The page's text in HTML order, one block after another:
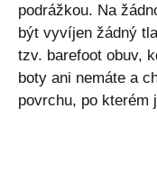
podrážkou. Na
být vyvíjen žádný
tzv. barefoot obuv,
boty ani nemáte a
povrchu, po kterém